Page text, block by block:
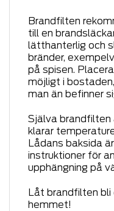
Brandfilten
till en
lätthanterlig och
bränder,
på spisen.
möjligt i
man än befinner
Själva brandfilten
klarar
Lådans baksida
instruktioner för
upphängning på
Låt brandfilten bli
hemmet!